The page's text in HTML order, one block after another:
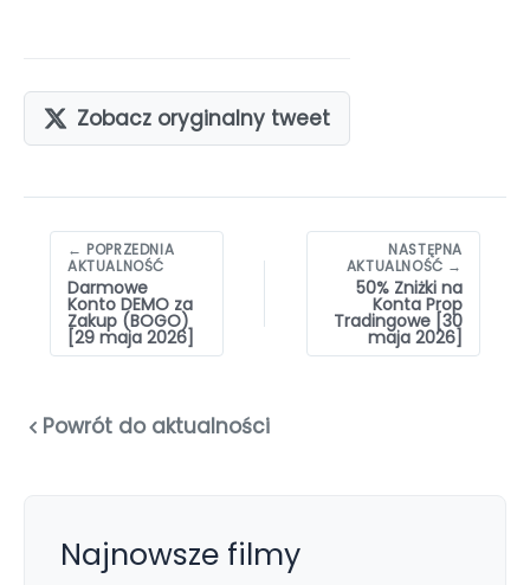
Zobacz oryginalny tweet
Nawigacja
wpisów
← POPRZEDNIA
AKTUALNOŚĆ
Darmowe
Konto DEMO za
Zakup (BOGO)
[29 maja 2026]
NASTĘPNA
AKTUALNOŚĆ →
50% Zniżki na
Konta Prop
Tradingowe [30
maja 2026]
Powrót do aktualności
Najnowsze filmy